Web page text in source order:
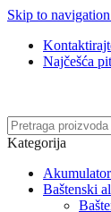
Skip to navigation
Najčešća
Kategorija
Baštenski